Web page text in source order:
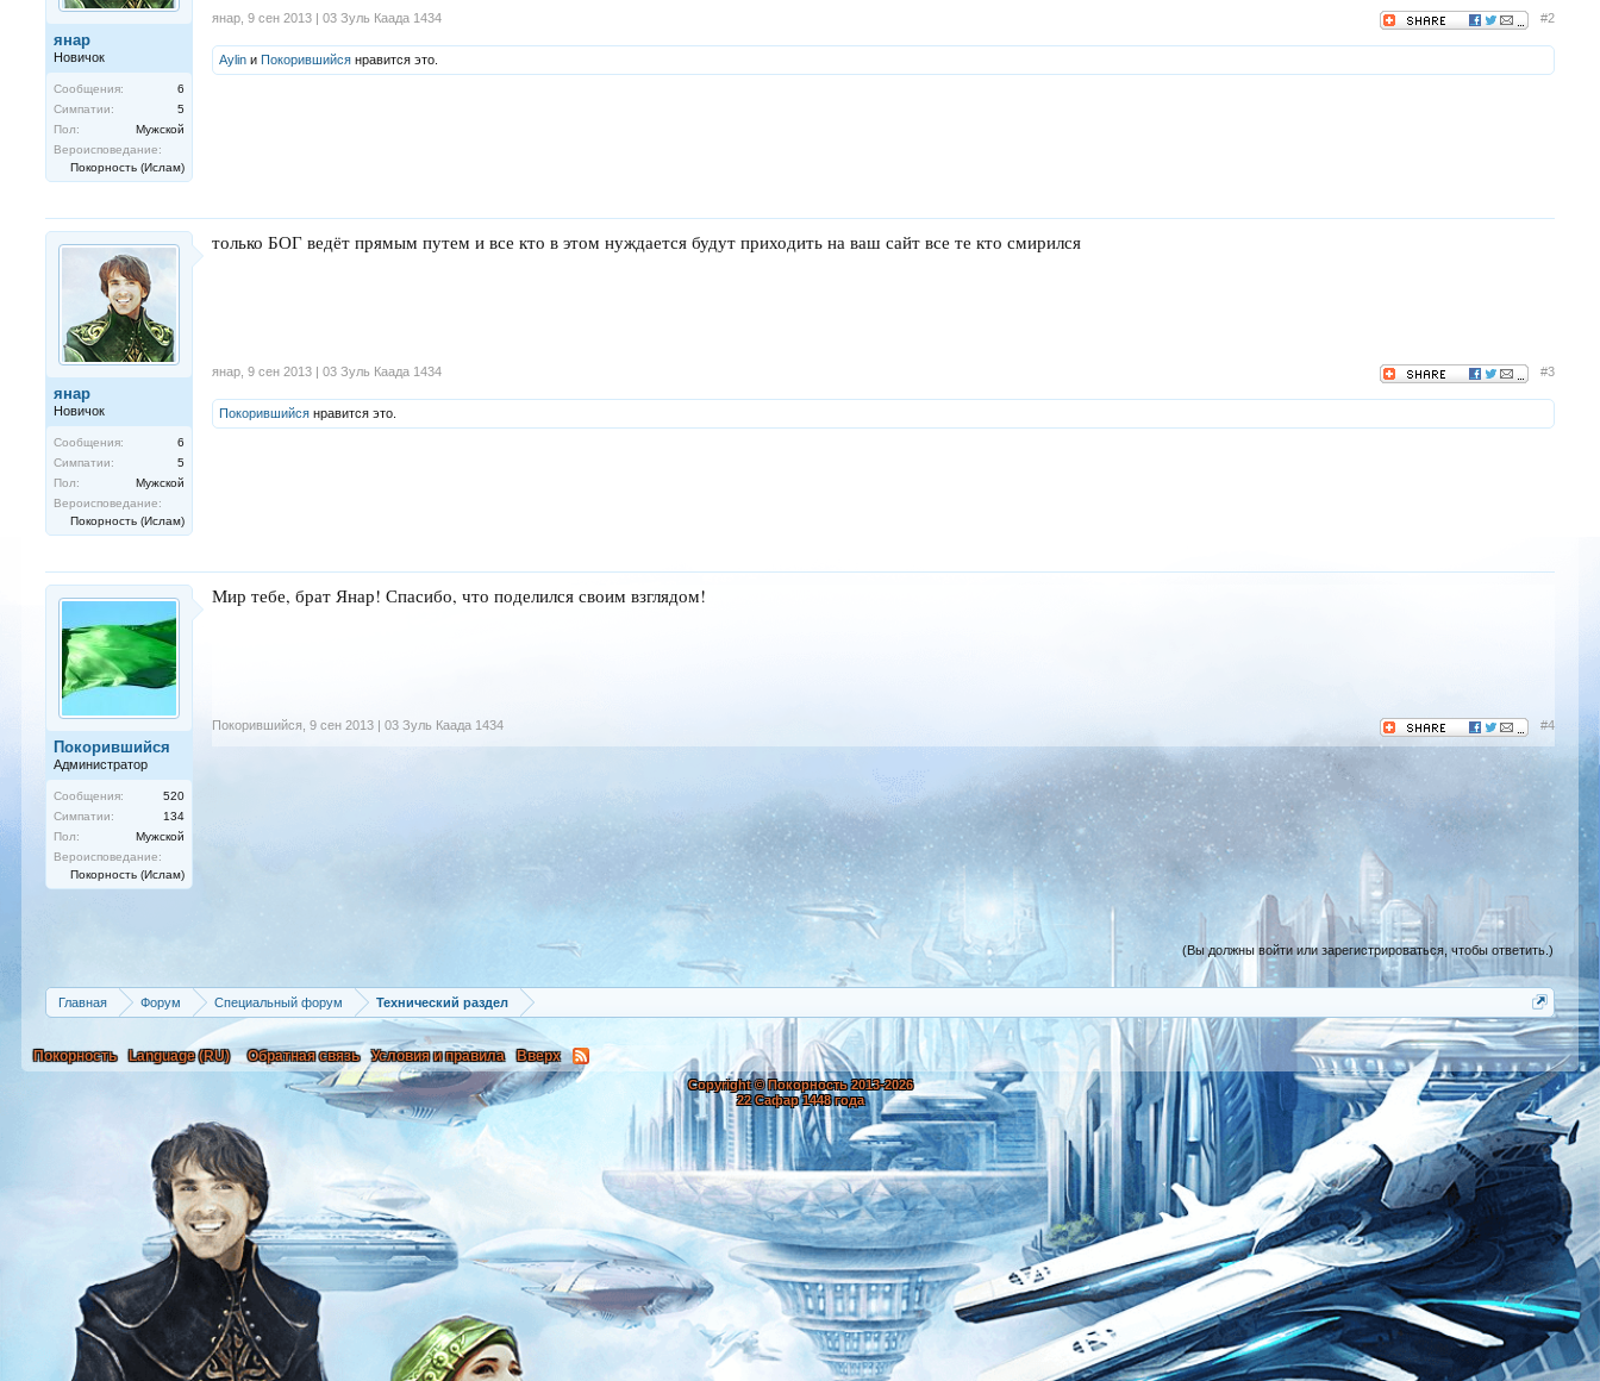
янар
Новичок
Сообщения:
6
Симпатии:
5
Пол:
Мужской
Вероисповедание:
Покорность (Ислам)
янар 9 сен 2013 | 03 Зуль Каада 1434 #2
Aylin и Покорившийся нравится это.
янар
Новичок
Сообщения:
6
Симпатии:
5
Пол:
Мужской
Вероисповедание:
Покорность (Ислам)
только БОГ ведёт прямым путем и все кто в этом нуждается будут приходить на ваш сайт все те кто смирился
янар 9 сен 2013 | 03 Зуль Каада 1434 #3
Покорившийся нравится это.
Покорившийся
Администратор
Сообщения:
520
Симпатии:
134
Пол:
Мужской
Вероисповедание:
Покорность (Ислам)
Мир тебе, брат Янар! Спасибо, что поделился своим взглядом!
Покорившийся 9 сен 2013 | 03 Зуль Каада 1434 #4
(Вы должны войти или зарегистрироваться, чтобы ответить.)
Главная Форум Специальный форум Технический раздел
Покорность Language (RU) Обратная связь Условия и правила Вверх
Copyright © Покорность 2013-2026
22 Сафар 1448 года